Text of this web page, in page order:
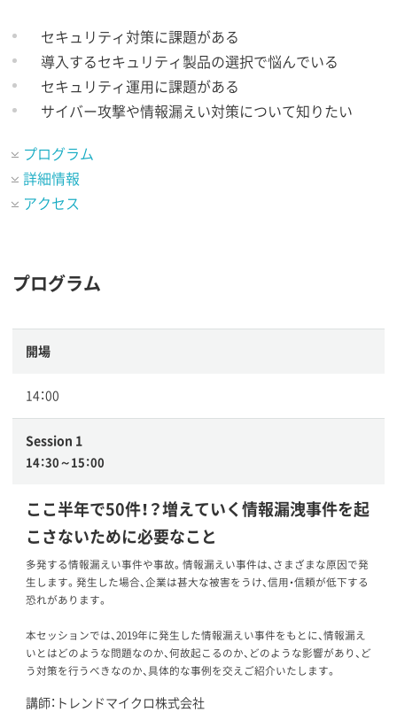
セキュリティ対策に課題がある
導入するセキュリティ製品の選択で悩んでいる
セキュリティ運用に課題がある
サイバー攻撃や情報漏えい対策について知りたい
プログラム
詳細情報
アクセス
プログラム
開場
14：00
Session 1
14：30～15：00
ここ半年で50件！？増えていく情報漏洩事件を起
こさないために必要なこと
多発する情報漏えい事件や事故。情報漏えい事件は、さまざまな原因で発
生します。発生した場合、企業は甚大な被害をうけ、信用・信頼が低下する
恐れがあります。
本セッションでは、2019年に発生した情報漏えい事件をもとに、情報漏え
いとはどのような問題なのか、何故起こるのか、どのような影響があり、ど
う対策を行うべきなのか、具体的な事例を交えご紹介いたします。
講師：トレンドマイクロ株式会社